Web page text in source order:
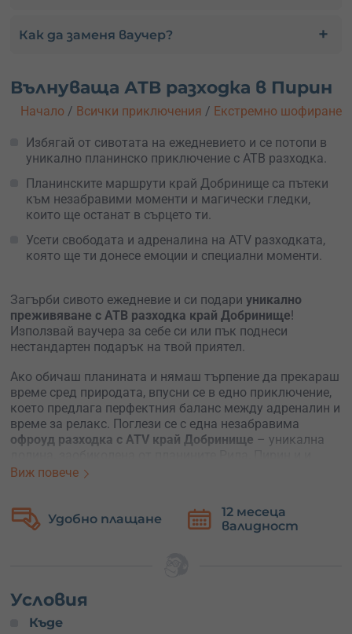
Как да заменя ваучер?
Вълнуваща АТВ разходка в Пирин
Начало / Всички приключения / Екстремно шофиране
Избягай от сивотата на ежедневието и се потопи в
уникално планинско приключение с АТВ разходка.
Планинските маршрути край Добринище са пътеки
към незабравими моменти и магически гледки,
които ще останат в сърцето ти.
Усети свободата и адреналина на ATV разходката,
която ще ти донесе емоции и специални моменти.
Загърби сивото ежедневие и си подари уникално
преживяване с АТВ разходка край Добринище!
Използвай ваучера за себе си или пък поднеси
нестандартен подарък на твой приятел.
Ако обичаш планината и нямаш търпение да прекараш
време сред природата, впусни се в едно приключение,
което предлага перфектния баланс между адреналин и
време за релакс. Поглези се с една незабравима
офроуд разходка с ATV край Добринище – уникална
Родопите.
притеснявай! На разположение са квалифицирани
инструктори, които бързо ще ти покажат всичко, което
откриват магически гледки и ще останат в сърцето ти
завинаги. Преживяването е напълно подходящо за
всеки, независимо от възраст или ниво на опитност.
Виж повече
валидност
замяна
Условия
Къде